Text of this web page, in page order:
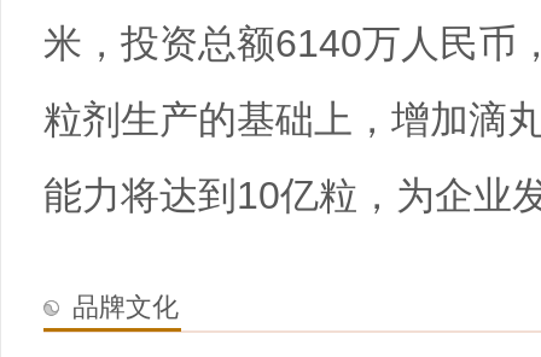
米，投资总额6140万人民币
粒剂生产的基础上，增加滴
能力将达到10亿粒，为企业
品牌文化